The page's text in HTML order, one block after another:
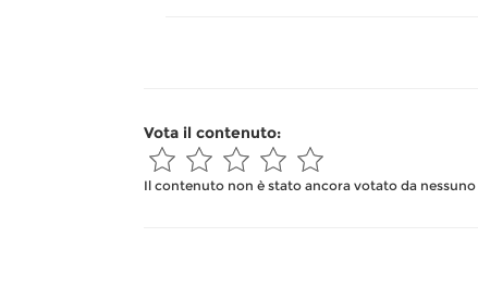
Vota il contenuto:
Il contenuto non è stato ancora votato da nessuno